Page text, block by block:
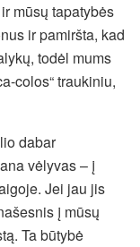
mūsų tapatybės
ir pamiršta, kad
todėl mums
colos“ traukiniu,
dabar
vėlyvas – į
Jei jau jis
į mūsų
Ta būtybė